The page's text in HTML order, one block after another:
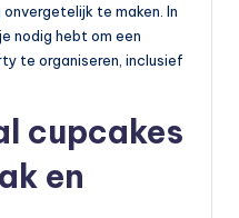
te maken. In
nodig hebt om een
te organiseren, inclusief
cupcakes
en